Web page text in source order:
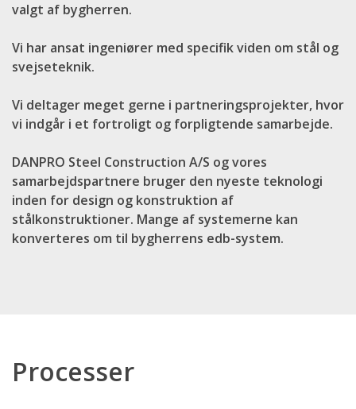
valgt af bygherren.
Vi har ansat ingeniører med specifik viden om stål og
svejseteknik.
Vi deltager meget gerne i partneringsprojekter, hvor
vi indgår i et fortroligt og forpligtende samarbejde.
DANPRO Steel Construction A/S og vores
samarbejdspartnere bruger den nyeste teknologi
inden for design og konstruktion af
stålkonstruktioner. Mange af systemerne kan
konverteres om til bygherrens edb-system.
Processer